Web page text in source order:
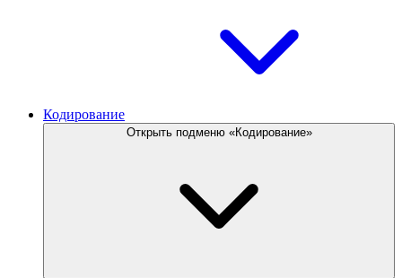
Кодирование
Открыть подменю «Кодирование»